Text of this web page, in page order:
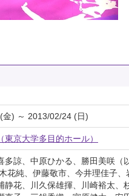
金) ～ 2013/02/24 (日)
東京大学多目的ホール）
多諒、中原ひかる、勝田美咲（
花純、伊藤敬市、今井理佳子、
静花、川久保雄揮、川崎裕太、